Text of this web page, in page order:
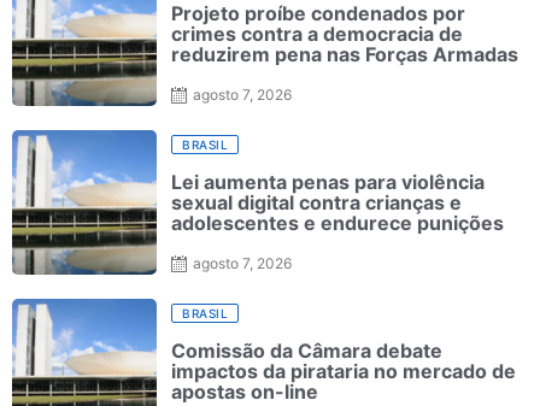
Projeto proíbe condenados por
crimes contra a democracia de
reduzirem pena nas Forças Armadas
agosto 7, 2026
BRASIL
Lei aumenta penas para violência
sexual digital contra crianças e
adolescentes e endurece punições
agosto 7, 2026
BRASIL
Comissão da Câmara debate
impactos da pirataria no mercado de
apostas on-line